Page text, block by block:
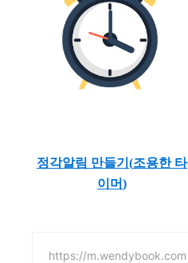
정각알림 만들기(조용한 타
이머)
https://m.wendybook.com